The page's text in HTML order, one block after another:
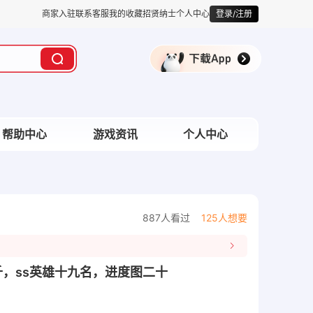
商家入驻联系客服我的收藏招贤纳士个人中心 登录/注册
帮助中心 游戏资讯 个人中心
887人看过 125人想要
ss英雄十九名，进度图二十